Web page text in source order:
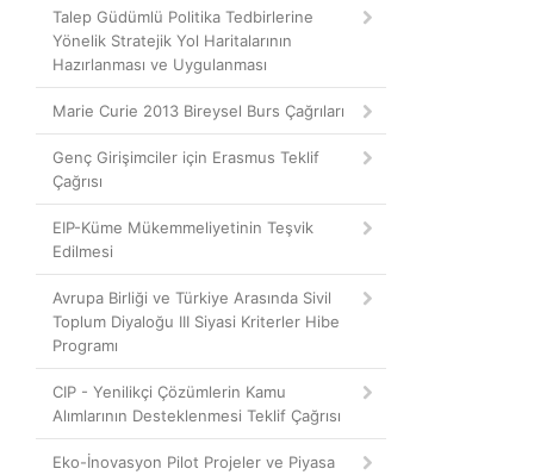
Talep Güdümlü Politika Tedbirlerine
Yönelik Stratejik Yol Haritalarının
Hazırlanması ve Uygulanması
Marie Curie 2013 Bireysel Burs Çağrıları
Genç Girişimciler için Erasmus Teklif
Çağrısı
EIP-Küme Mükemmeliyetinin Teşvik
Edilmesi
Avrupa Birliği ve Türkiye Arasında Sivil
Toplum Diyaloğu III Siyasi Kriterler Hibe
Programı
CIP - Yenilikçi Çözümlerin Kamu
Alımlarının Desteklenmesi Teklif Çağrısı
Eko-İnovasyon Pilot Projeler ve Piyasa